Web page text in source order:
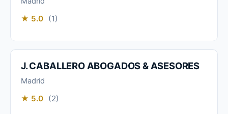
★ 5.0 (1)
J. CABALLERO ABOGADOS & ASESORES
Madrid
★ 5.0 (2)